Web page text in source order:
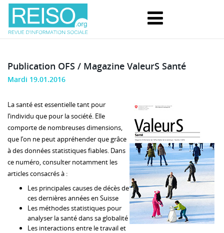
Publication OFS / Magazine ValeurS Santé
Mardi 19.01.2016
La santé est essentielle tant pour
l’individu que pour la société. Elle
comporte de nombreuses dimensions,
que l’on ne peut appréhender que grâce
à des données statistiques fiables. Dans
ce numéro, consulter notamment les
articles consacrés à :
Les principales causes de décès de
ces dernières années en Suisse
Les méthodes statistiques pour
analyser la santé dans sa globalité
Les interactions entre le travail et